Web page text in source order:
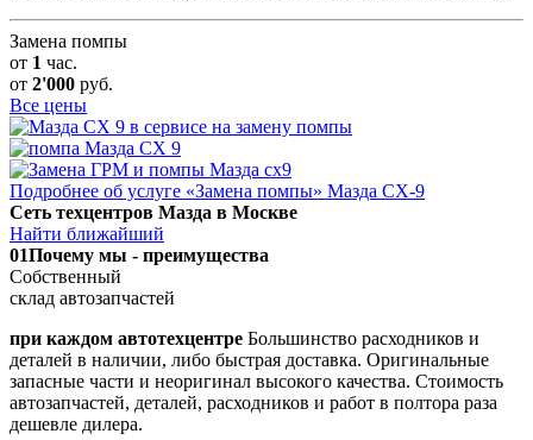
Замена помпы
от 1 час.
от 2'000 руб.
Все цены
Подробнее об услуге «Замена помпы» Мазда СХ-9
Сеть техцентров Мазда в Москве
Найти ближайший
01Почему мы - преимущества
Собственный
склад автозапчастей
при каждом автотехцентре Большинство расходников и
деталей в наличии, либо быстрая доставка. Оригинальные
запасные части и неоригинал высокого качества. Стоимость
автозапчастей, деталей, расходников и работ в полтора раза
дешевле дилера.